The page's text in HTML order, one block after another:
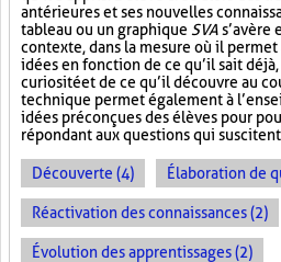
antérieures et ses nouvelles
tableau ou un graphique SVA s’avère
contexte, dans la mesure où il permet
idées en fonction de ce qu’il sait
curiosité et de ce qu’il découvre au
technique permet également à
idées préconçues des élèves pour
répondant aux questions qui
Découverte (4) Élaboration de
Réactivation des connaissances (2)
Évolution des apprentissages (2)